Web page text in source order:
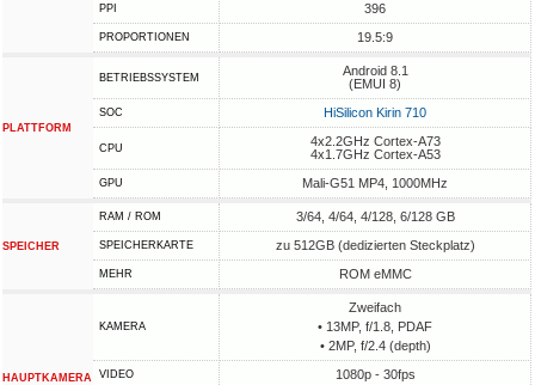
PPI 396
PROPORTIONEN 19.5:9
PLATTFORM
BETRIEBSSYSTEM
Android 8.1
(EMUI 8)
SOC HiSilicon Kirin 710
CPU
4x2.2GHz Cortex-A73
4x1.7GHz Cortex-A53
GPU Mali-G51 MP4, 1000MHz
SPEICHER
RAM / ROM 3/64, 4/64, 4/128, 6/128 GB
SPEICHERKARTE zu 512GB (dedizierten Steckplatz)
MEHR ROM eMMC
HAUPTKAMERA
KAMERA
Zweifach
• 13MP, f/1.8, PDAF
• 2MP, f/2.4 (depth)
VIDEO 1080p - 30fps